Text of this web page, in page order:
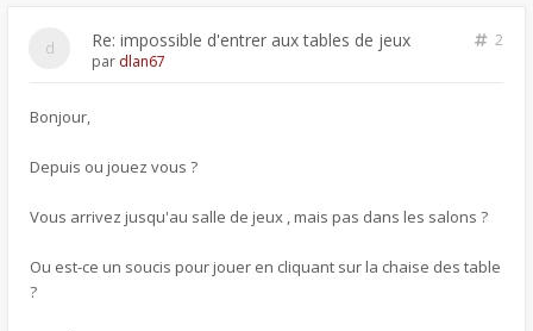
Re: impossible d'entrer aux tables de jeux
2
par dlan67
Bonjour,
Depuis ou jouez vous ?
Vous arrivez jusqu'au salle de jeux , mais pas dans les salons ?
Ou est-ce un soucis pour jouer en cliquant sur la chaise des table
?